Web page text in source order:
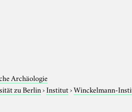
Archäologie
zu Berlin›Institut›Winckelmann-